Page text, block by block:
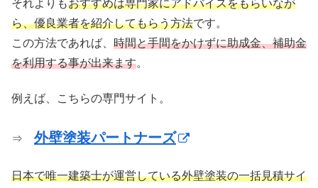
それよりもおすすめは専門家にアドバイスをもらいなが
ら、優良業者を紹介してもらう方法です。
この方法であれば、 時間と手間をかけずに助成金、補助金
を利用する事が出来ます。
例えば、こちらの専門サイト。
⇒ 外壁塗装パートナーズ
日本で唯一建築士が運営している外壁塗装の一括見積サイ